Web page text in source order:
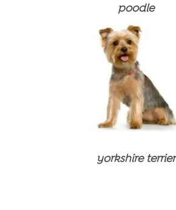
poodle
yorkshire terrier